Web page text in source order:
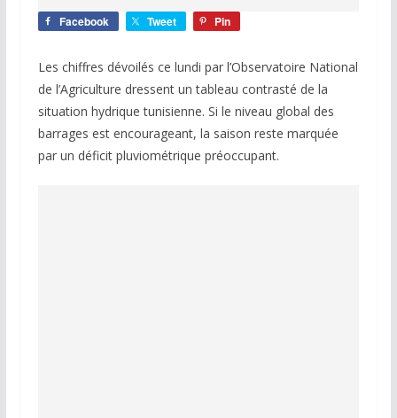
Facebook Tweet Pin
Les chiffres dévoilés ce lundi par l’Observatoire National
de l’Agriculture dressent un tableau contrasté de la
situation hydrique tunisienne. Si le niveau global des
barrages est encourageant, la saison reste marquée
par un déficit pluviométrique préoccupant.